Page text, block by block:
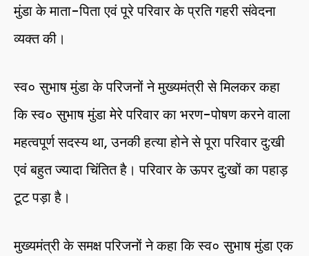
मुंडा के माता-पिता एवं पूरे परिवार के प्रति गहरी संवेदना
व्यक्त की।
स्व० सुभाष मुंडा के परिजनों ने मुख्यमंत्री से मिलकर कहा
कि स्व० सुभाष मुंडा मेरे परिवार का भरण-पोषण करने वाला
महत्वपूर्ण सदस्य था, उनकी हत्या होने से पूरा परिवार दु:खी
एवं बहुत ज्यादा चिंतित है। परिवार के ऊपर दु:खों का पहाड़
टूट पड़ा है।
मुख्यमंत्री के समक्ष परिजनों ने कहा कि स्व० सुभाष मुंडा एक